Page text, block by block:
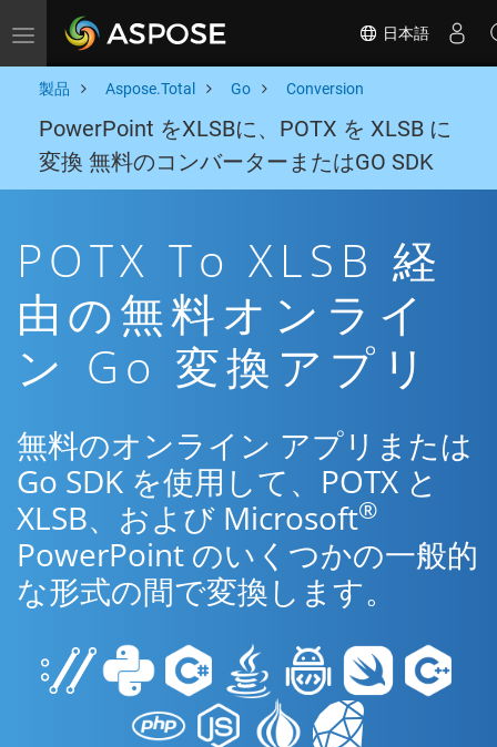
Toggle navigation 日本語
製品 Aspose.Total Go Conversion
PowerPoint をXLSBに、POTX を XLSB に
変換 無料のコンバーターまたはGO SDK
POTX To XLSB 経
由の無料オンライ
ン Go 変換アプリ
無料のオンライン アプリまたは
Go SDK を使用して、POTX と
XLSB、および Microsoft®
PowerPoint のいくつかの一般的
な形式の間で変換します。